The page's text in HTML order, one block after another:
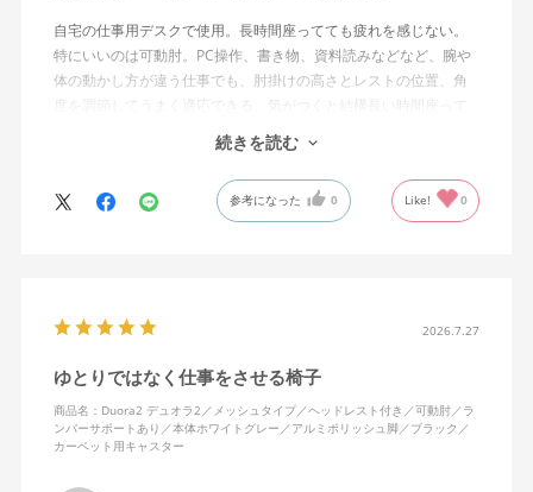
自宅の仕事用デスクで使用。長時間座ってても疲れを感じない。
特にいいのは可動肘。PC操作、書き物、資料読みなどなど、腕や
体の動かし方が違う仕事でも、肘掛けの高さとレストの位置、角
度を調節してうまく適応できる。気がつくと結構長い時間座って
ランバーサポートは思ったよりやさしいサポート。従来使ってい
た骨盤サポートチェアよりも支える感じは緩やかだが、姿勢の崩
の夏の暑さを考えてメッシュを選んで正解。暑気が上がる2階の仕
ープグリーンも爽やかさを感じさせてGOOD。
シンプルで機能性の高いバランスのとれたチェア。背面とヘッド
レストにもたれかかるような使い方はまだあまりしていないが、
続きを読む
参考になった 0 Like! 0
2026.7.27
ゆとりではなく仕事をさせる椅子
商品名：Duora2 デュオラ2／メッシュタイプ／ヘッドレスト付き／可動肘／ラ
ンバーサポートあり／本体ホワイトグレー／アルミポリッシュ脚／ブラック／
カーペット用キャスター